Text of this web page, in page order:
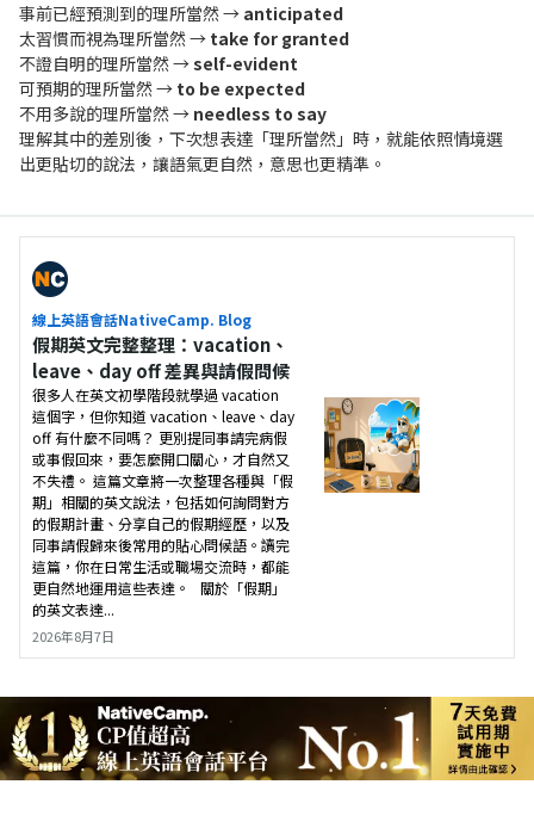
事前已經預測到的理所當然 → anticipated
太習慣而視為理所當然 → take for granted
不證自明的理所當然 →self-evident
可預期的理所當然 → to be expected
不用多說的理所當然 → needless to say
理解其中的差別後，下次想表達「理所當然」時，就能依照情境選
出更貼切的說法，讓語氣更自然，意思也更精準。
線上英語會話NativeCamp. Blog
假期英文完整整理：vacation、
leave、day off 差異與請假問候
很多人在英文初學階段就學過 vacation
這個字，但你知道 vacation、leave、day
off 有什麼不同嗎？ 更別提同事請完病假
或事假回來，要怎麼開口關心，才自然又
不失禮。 這篇文章將一次整理各種與「假
期」相關的英文說法，包括如何詢問對方
的假期計畫、分享自己的假期經歷，以及
同事請假歸來後常用的貼心問候語。讀完
這篇，你在日常生活或職場交流時，都能
更自然地運用這些表達。 關於「假期」
的英文表達...
2026年8月7日